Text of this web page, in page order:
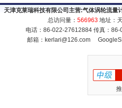
天津克莱瑞科技有限公司主营:气体涡轮流量
总访问量： 566963 地址：
电话：86-022-27612884 传真：
邮箱： kerlari@126.com